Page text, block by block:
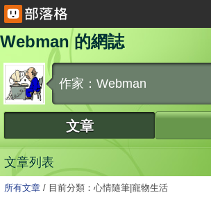
Webman 的網誌
作家：Webman
文章
文章列表
所有文章 / 目前分類：心情隨筆|寵物生活